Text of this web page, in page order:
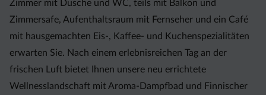
Zimmer mit Dusche und WC, teils mit Balkon und
Zimmersafe, Aufenthaltsraum mit Fernseher und ein Café
mit hausgemachten Eis-, Kaffee- und Kuchenspezialitäten
erwarten Sie. Nach einem erlebnisreichen Tag an der
frischen Luft bietet Ihnen unsere neu errichtete
Wellnesslandschaft mit Aroma-Dampfbad und Finnischer